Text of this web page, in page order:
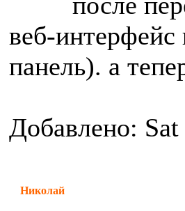
веб-
панель). а
Добавлено:
Николай